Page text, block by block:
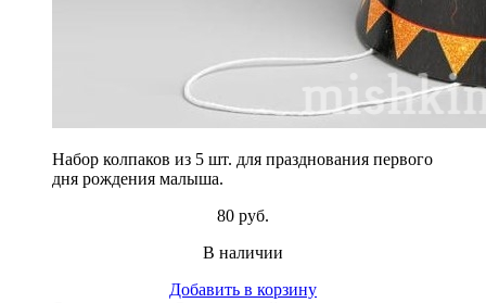
Набор колпаков из 5 шт. для празднования первого
дня рождения малыша.
80 руб.
В наличии
Добавить в корзину